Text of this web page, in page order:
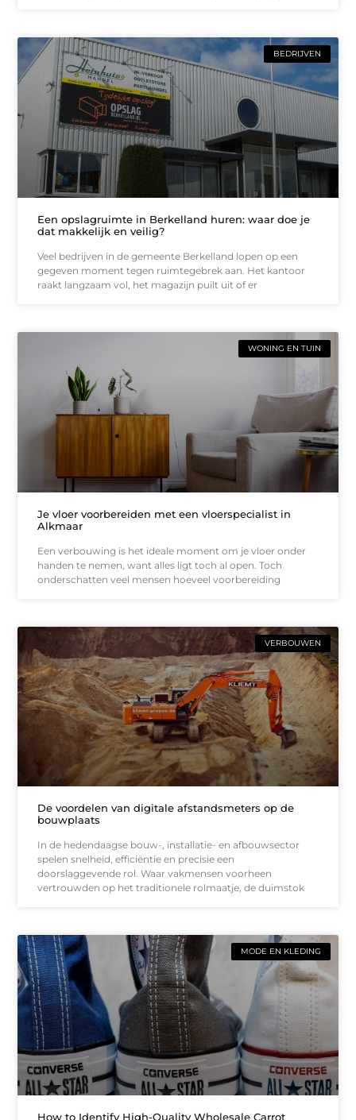
BEDRIJVEN
Een opslagruimte in Berkelland huren: waar doe je
dat makkelijk en veilig?
Veel bedrijven in de gemeente Berkelland lopen op een
gegeven moment tegen ruimtegebrek aan. Het kantoor
raakt langzaam vol, het magazijn puilt uit of er
WONING EN TUIN
Je vloer voorbereiden met een vloerspecialist in
Alkmaar
Een verbouwing is het ideale moment om je vloer onder
handen te nemen, want alles ligt toch al open. Toch
onderschatten veel mensen hoeveel voorbereiding
VERBOUWEN
De voordelen van digitale afstandsmeters op de
bouwplaats
In de hedendaagse bouw-, installatie- en afbouwsector
spelen snelheid, efficiëntie en precisie een
doorslaggevende rol. Waar vakmensen voorheen
vertrouwden op het traditionele rolmaatje, de duimstok
MODE EN KLEDING
How to Identify High-Quality Wholesale Carrot